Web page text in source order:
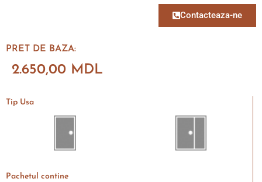
Contacteaza-ne
PRET DE BAZA:
2.650,00 MDL
Tip Usa
Pachetul contine